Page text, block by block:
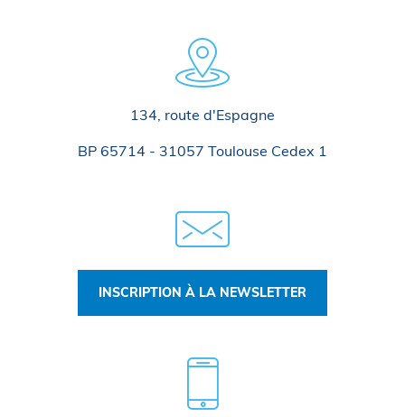
134, route d'Espagne
BP 65714 - 31057 Toulouse Cedex 1
INSCRIPTION À LA NEWSLETTER